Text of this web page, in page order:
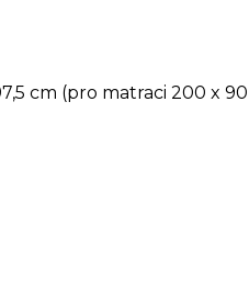
cm (pro matraci 200 x